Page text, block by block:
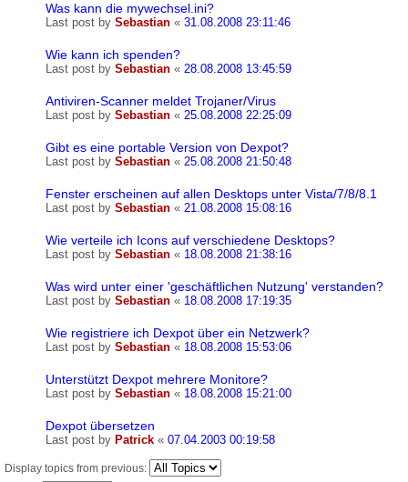
Was kann die mywechsel.ini?
Last post by Sebastian « 31.08.2008 23:11:46
Wie kann ich spenden?
Last post by Sebastian « 28.08.2008 13:45:59
Antiviren-Scanner meldet Trojaner/Virus
Last post by Sebastian « 25.08.2008 22:25:09
Gibt es eine portable Version von Dexpot?
Last post by Sebastian « 25.08.2008 21:50:48
Fenster erscheinen auf allen Desktops unter Vista/7/8/8.1
Last post by Sebastian « 21.08.2008 15:08:16
Wie verteile ich Icons auf verschiedene Desktops?
Last post by Sebastian « 18.08.2008 21:38:16
Was wird unter einer 'geschäftlichen Nutzung' verstanden?
Last post by Sebastian « 18.08.2008 17:19:35
Wie registriere ich Dexpot über ein Netzwerk?
Last post by Sebastian « 18.08.2008 15:53:06
Unterstützt Dexpot mehrere Monitore?
Last post by Sebastian « 18.08.2008 15:21:00
Dexpot übersetzen
Last post by Patrick « 07.04.2003 00:19:58
Display topics from previous: